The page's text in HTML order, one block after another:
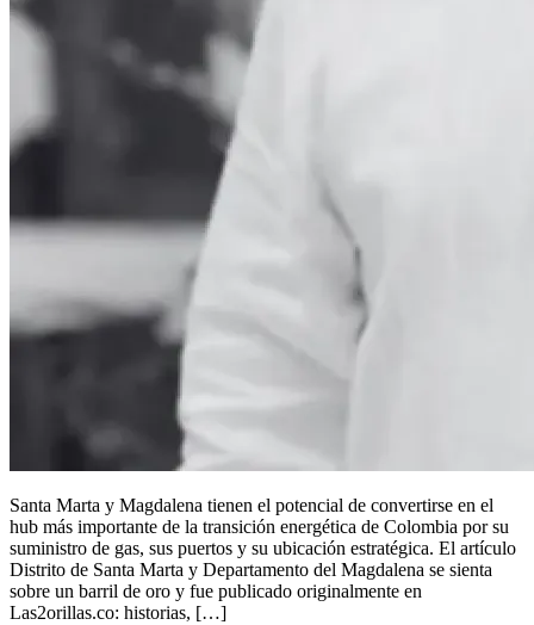
Santa Marta y Magdalena tienen el potencial de convertirse en el
hub más importante de la transición energética de Colombia por su
suministro de gas, sus puertos y su ubicación estratégica. El artículo
Distrito de Santa Marta y Departamento del Magdalena se sienta
sobre un barril de oro y fue publicado originalmente en
Las2orillas.co: historias, […]